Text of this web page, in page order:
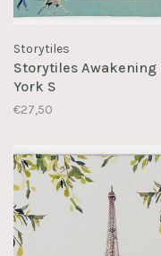
Storytiles
Storytiles Awakening
York S
€27,50